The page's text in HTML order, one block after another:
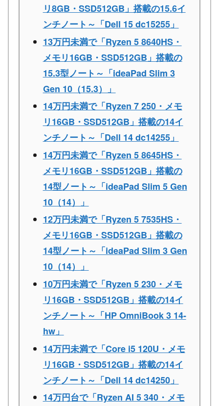
リ8GB・SSD512GB」搭載の15.6イ
ンチノート～「Dell 15 dc15255」
13万円未満で「Ryzen 5 8640HS・
メモリ16GB・SSD512GB」搭載の
15.3型ノート～「ideaPad Slim 3
Gen 10（15.3）」
14万円未満で「Ryzen 7 250・メモ
リ16GB・SSD512GB」搭載の14イ
ンチノート～「Dell 14 dc14255」
14万円未満で「Ryzen 5 8645HS・
メモリ16GB・SSD512GB」搭載の
14型ノート～「ideaPad Slim 5 Gen
10（14）」
12万円未満で「Ryzen 5 7535HS・
メモリ16GB・SSD512GB」搭載の
14型ノート～「ideaPad Slim 3 Gen
10（14）」
10万円未満で「Ryzen 5 230・メモ
リ16GB・SSD512GB」搭載の14イ
ンチノート～「HP OmniBook 3 14-
hw」
14万円未満で「Core i5 120U・メモ
リ16GB・SSD512GB」搭載の14イ
ンチノート～「Dell 14 dc14250」
14万円台で「Ryzen AI 5 340・メモ